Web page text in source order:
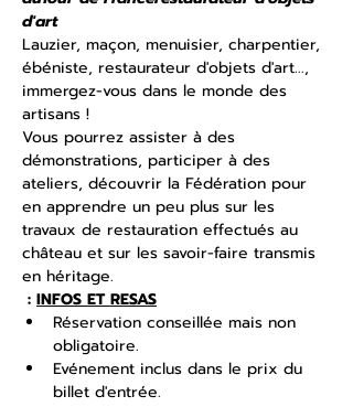
d'art
Lauzier, maçon, menuisier, charpentier,
ébéniste, restaurateur d'objets d'art...,
immergez-vous dans le monde des
artisans !
Vous pourrez assister à des
démonstrations, participer à des
ateliers, découvrir la Fédération pour
en apprendre un peu plus sur les
travaux de restauration effectués au
château et sur les savoir-faire transmis
en héritage.
: INFOS ET RESAS
Réservation conseillée mais non
obligatoire.
Evénement inclus dans le prix du
billet d'entrée.